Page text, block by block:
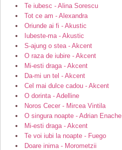
Te iubesc - Alina Sorescu
Tot ce am - Alexandra
Oriunde ai fi - Akustic
Iubeste-ma - Akustic
S-ajung o stea - Akcent
O raza de iubire - Akcent
Mi-esti draga - Akcent
Da-mi un tel - Akcent
Cel mai dulce cadou - Akcent
O dorinta - Adelline
Noros Cecer - Mircea Vintila
O singura noapte - Adrian Enache
Mi-esti draga - Akcent
Te voi iubi la noapte - Fuego
Doare inima - Morometzii